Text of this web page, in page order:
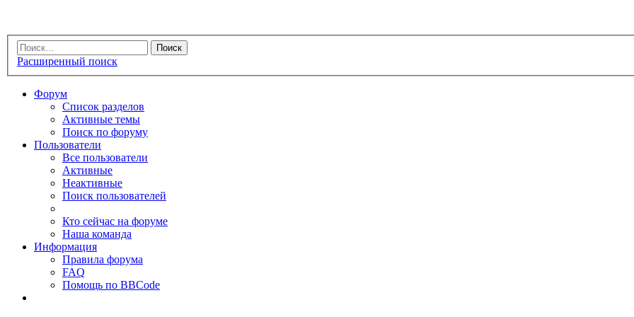
Расширенный поиск
Форум
Список разделов
Активные темы
Поиск по форуму
Пользователи
Все пользователи
Активные
Неактивные
Поиск пользователей
Кто сейчас на форуме
Наша команда
Информация
Правила форума
FAQ
Помощь по BBCode